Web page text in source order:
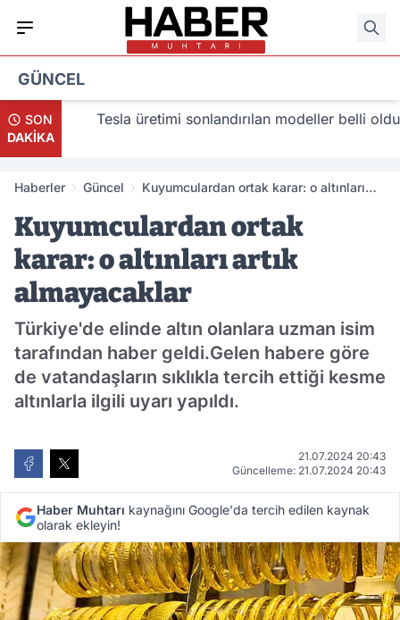
GÜNCEL
SON
DAKİKA
Tesla üretimi sonlandırılan modeller belli oldu
Haberler Güncel
Kuyumculardan ortak karar: o altınları
Kuyumculardan ortak
karar: o altınları artık
almayacaklar
Türkiye'de elinde altın olanlara uzman isim
tarafından haber geldi.Gelen habere göre
de vatandaşların sıklıkla tercih ettiği kesme
altınlarla ilgili uyarı yapıldı.
21.07.2024 20:43
Güncelleme: 21.07.2024 20:43
Haber Muhtarı kaynağını Google'da tercih edilen kaynak
olarak ekleyin!